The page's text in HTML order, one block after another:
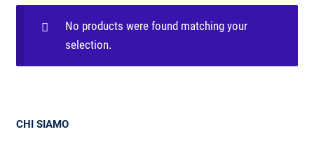
Aziende ESPANDI IL MENU CHILD
Caso Studio
No products were found matching your
selection.
CHI SIAMO